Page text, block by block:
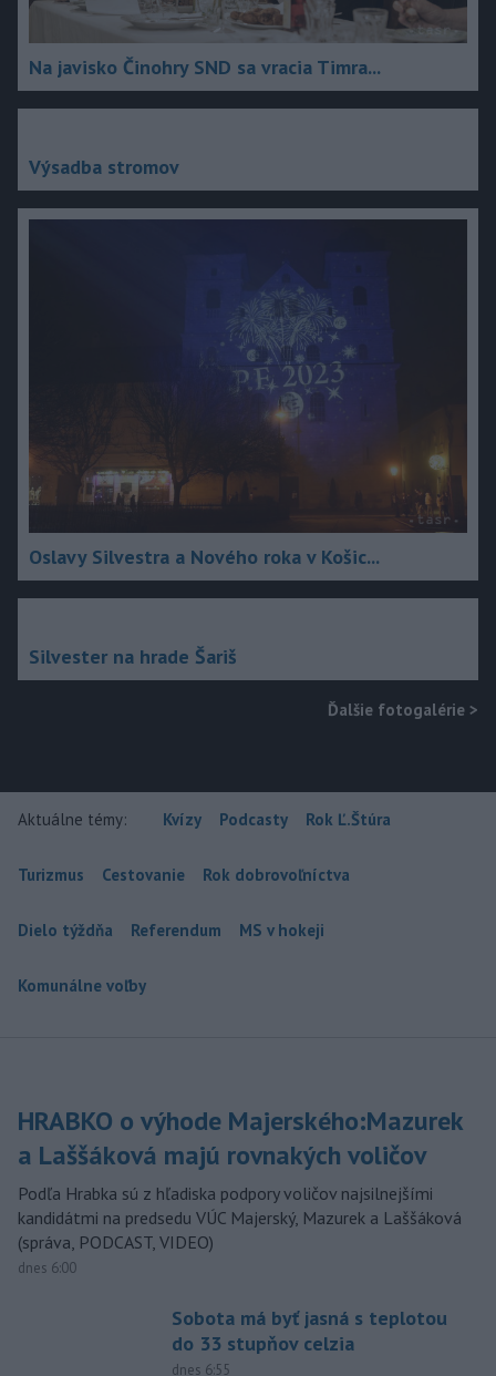
Na javisko Činohry SND sa vracia Timra...
Výsadba stromov
Oslavy Silvestra a Nového roka v Košic...
Silvester na hrade Šariš
Ďalšie fotogalérie >
Aktuálne témy: Kvízy Podcasty Rok Ľ.Štúra
Turizmus Cestovanie Rok dobrovoľníctva
Dielo týždňa Referendum MS v hokeji
Komunálne voľby
HRABKO o výhode Majerského:Mazurek
a Laššáková majú rovnakých voličov
Podľa Hrabka sú z hľadiska podpory voličov najsilnejšími
kandidátmi na predsedu VÚC Majerský, Mazurek a Laššáková
(správa, PODCAST, VIDEO)
dnes 6:00
Sobota má byť jasná s teplotou
do 33 stupňov celzia
dnes 6:55